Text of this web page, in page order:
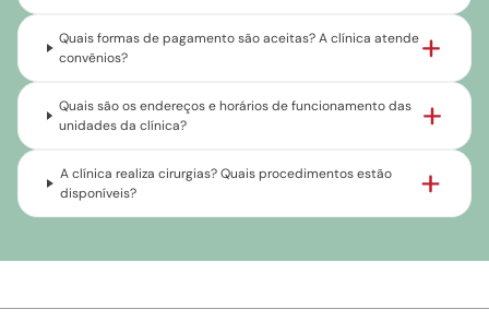
Quais formas de pagamento são aceitas? A clínica atende
convênios?
Quais são os endereços e horários de funcionamento das
unidades da clínica?
A clínica realiza cirurgias? Quais procedimentos estão
disponíveis?